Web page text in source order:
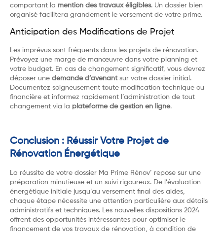
comportant la mention des travaux éligibles. Un dossier bien
organisé facilitera grandement le versement de votre prime.
Anticipation des Modifications de Projet
Les imprévus sont fréquents dans les projets de rénovation.
Prévoyez une marge de manœuvre dans votre planning et
votre budget. En cas de changement significatif, vous devrez
déposer une demande d’avenantsur votre dossier initial.
Documentez soigneusement toute modification technique ou
financière et informez rapidement l’administration de tout
changement via la plateforme de gestion en ligne.
Conclusion : Réussir Votre Projet de
Rénovation Énergétique
La réussite de votre dossier Ma Prime Rénov’ repose sur une
préparation minutieuse et un suivi rigoureux. De l’évaluation
énergétique initiale jusqu’au versement final des aides,
chaque étape nécessite une attention particulière aux détails
administratifs et techniques. Les nouvelles dispositions 2024
offrent des opportunités intéressantes pour optimiser le
financement de vos travaux de rénovation, à condition de